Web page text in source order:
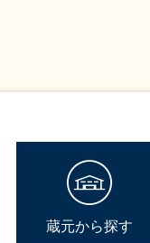
蔵元から探す